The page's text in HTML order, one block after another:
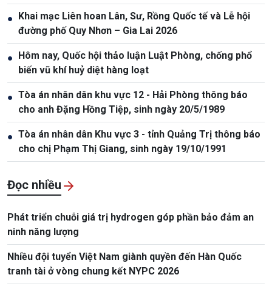
● Khai mạc Liên hoan Lân, Sư, Rồng Quốc tế và Lễ hội
đường phố Quy Nhơn – Gia Lai 2026
● Hôm nay, Quốc hội thảo luận Luật Phòng, chống phổ
biến vũ khí huỷ diệt hàng loạt
● Tòa án nhân dân khu vực 12 - Hải Phòng thông báo
cho anh Đặng Hồng Tiệp, sinh ngày 20/5/1989
● Tòa án nhân dân Khu vực 3 - tỉnh Quảng Trị thông báo
cho chị Phạm Thị Giang, sinh ngày 19/10/1991
Đọc nhiều
Phát triển chuỗi giá trị hydrogen góp phần bảo đảm an
ninh năng lượng
Nhiều đội tuyển Việt Nam giành quyền đến Hàn Quốc
tranh tài ở vòng chung kết NYPC 2026